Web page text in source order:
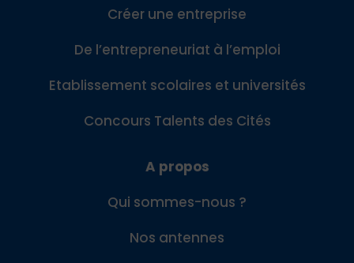
Créer une entreprise
De l’entrepreneuriat à l’emploi
Etablissement scolaires et universités
Concours Talents des Cités
A propos
Qui sommes-nous ?
Nos antennes